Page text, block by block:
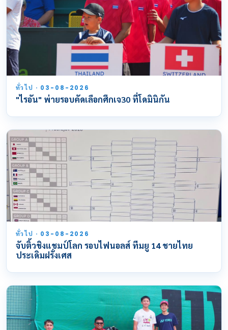
ทั่วไป · 03-08-2026
"ไรอัน" พ่ายรอบคัดเลือกศึกเจ30 ที่โดมินิกัน
ทั่วไป · 03-08-2026
จับติ้วชิงแชมป์โลก รอบไฟนอลส์ ทีมยู 14 ชายไทย
ประเดิมฝรั่งเศส